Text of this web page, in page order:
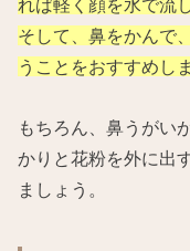
れば軽く顔を水で流
そして、鼻をかんで
うことをおすすめし
もちろん、鼻うがい
かりと花粉を外に出
ましょう。